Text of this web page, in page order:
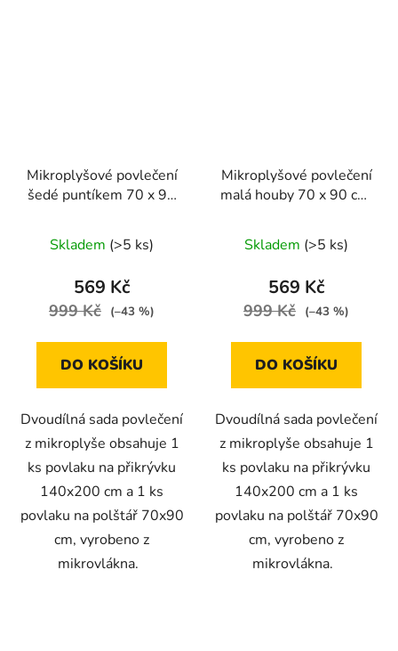
Mikroplyšové povlečení
šedé puntíkem 70 x 90
Skladem (>5 ks)
569 Kč
999 Kč (–43 %)
DO KOŠÍKU
Dvoudílná sada povlečení
z mikroplyše obsahuje 1
ks povlaku na přikrývku
140x200 cm a 1 ks
povlaku na polštář 70x90
cm, vyrobeno z
mikrovlákna.
Mikroplyšové povlečení
malá houby 70 x 90 cm,
Skladem (>5 ks)
569 Kč
999 Kč (–43 %)
DO KOŠÍKU
Dvoudílná sada povlečení
z mikroplyše obsahuje 1
ks povlaku na přikrývku
140x200 cm a 1 ks
povlaku na polštář 70x90
cm, vyrobeno z
mikrovlákna.